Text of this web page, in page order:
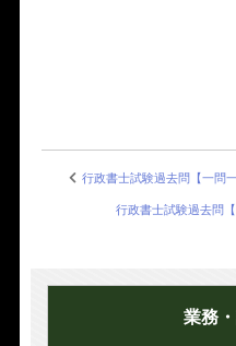
行政書士試験過去問【一問
行政書士試験過去問
業務